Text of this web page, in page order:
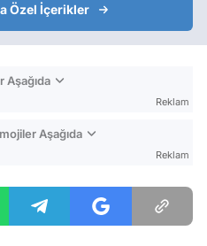
Özel İçerikler
Aşağıda
Reklam
Aşağıda
Reklam